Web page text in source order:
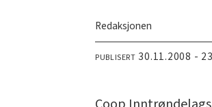
Redaksjonen
PUBLISERT 30.11.2008 -